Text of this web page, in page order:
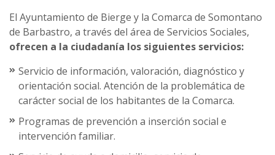
El Ayuntamiento de Bierge y la Comarca de Somontano
de Barbastro, a través del área de Servicios Sociales,
ofrecen a la ciudadanía los siguientes servicios:
Servicio de información, valoración, diagnóstico y
orientación social. Atención de la problemática de
carácter social de los habitantes de la Comarca.
Programas de prevención a inserción social e
intervención familiar.